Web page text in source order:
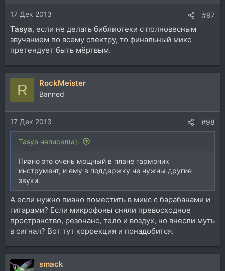
17 Дек 2013 #97
Tasya, если не делать библиотеки с полновесным
звучанием по всему спектру, то финальный микс
претендует быть мёртвым.
R RockMeister
Banned
17 Дек 2013 #98
Tasya написал(а):
Пиано это очень мощный в плане гармоник
инструмент, и ему в поддержку не нужны другие
звуки.
А если нужно пиано поместить в микс с барабанами и
гитарами? Если микрофоны сняли превосходное
пространство, резонанс, тело и воздух, но внесли муть
в сигнал? Вот тут коррекция и понадобится.
smack